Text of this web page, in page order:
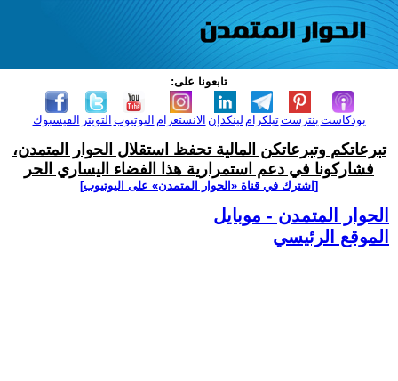
تابعونا على:
الفيسبوك التويتر اليوتيوب الانستغرام لينكدإن تيلكرامبنترست بودكاست
تبرعاتكم وتبرعاتكن المالية تحفظ استقلال الحوار المتمدن،
فشاركونا في دعم استمرارية هذا الفضاء اليساري الحر
[اشترك في قناة ‫«الحوار المتمدن» على اليوتيوب]
الحوار المتمدن - موبايل
الموقع الرئيسي